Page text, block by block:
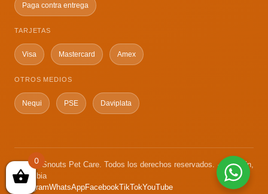
Paga contra entrega
TARJETAS
Visa Mastercard Amex
OTROS MEDIOS
Nequi PSE Daviplata
© 2026 Snouts Pet Care. Todos los derechos reservados. · Medellín,
Colombia
InstagramWhatsAppFacebookTikTokYouTube
0